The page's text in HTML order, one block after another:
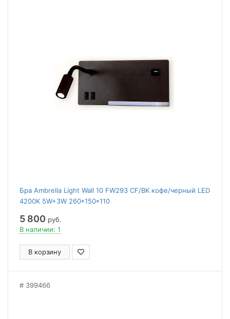
Бра Ambrella Light Wall 10 FW293 CF/BK кофе/черный LED
4200K 5W+3W 260*150*110
5 800 руб.
В наличии: 1
В корзину
399466